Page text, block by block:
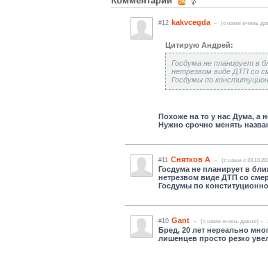
#12 kakvcegda (c нами очень
Цитирую Андрей:
Госдума не планирует в
нетрезвом виде ДТП со
Госдумы по
Похоже на то у нас Дума, а
Нужно срочно менять
#11 Снятков А (c нами с
Госдума не планирует в
нетрезвом виде ДТП со
Госдумы по
#10 Gant (c нами очень давно)
Бред, 20 лет нереально
лишенцев просто резко